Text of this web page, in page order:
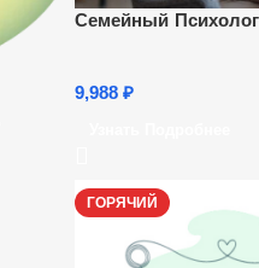
Семейный Психолог
9,988 ₽
ГОРЯЧИЙ